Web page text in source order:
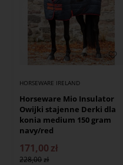
HORSEWARE IRELAND
Horseware Mio Insulator
Owijki stajenne Derki dla
konia medium 150 gram
navy/red
171,00 zł
228,00